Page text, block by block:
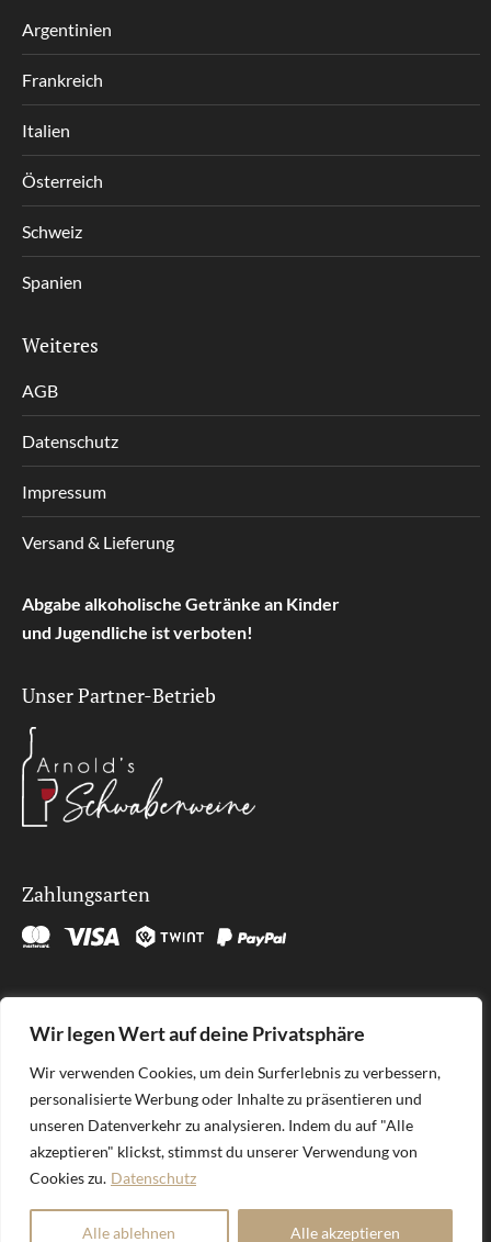
Wir legen Wert auf deine Privatsphäre
Wir verwenden Cookies, um dein Surferlebnis zu verbessern,
personalisierte Werbung oder Inhalte zu präsentieren und
unseren Datenverkehr zu analysieren. Indem du auf "Alle
akzeptieren" klickst, stimmst du unserer Verwendung von
Cookies zu. Datenschutz
Alle ablehnen Alle akzeptieren
Argentinien
Frankreich
Italien
Österreich
Schweiz
Spanien
Weiteres
AGB
Datenschutz
Impressum
Versand & Lieferung
Abgabe alkoholische Getränke an Kinder
und Jugendliche ist verboten!
Unser Partner-Betrieb
Zahlungsarten
Brunnenhöfli 9
6012 Obernau
welcome@sudlage.ch